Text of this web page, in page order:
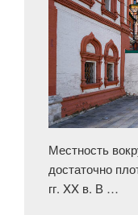
Местность
достаточно
гг. XX в. В …